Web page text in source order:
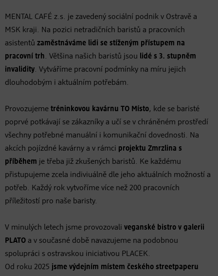
MENTAL CAFÉ z.s. je zavedený sociální podnik v Ostravě a
MSK kraji. Na pozici netradičních baristů a pracovních
asistentů zaměstnáváme lidi se stíženým přístupem na
pracovní trh. Většina našich baristů jsou lidé s 3. stupněm
invalidity. Vytváříme pracovní podmínky na míru jejich
dlouhodobým i aktuálním potřebám.
Provozujeme tréninkovou kavárnu TO Místo, kde se baristé
poprvé potkávají se zákazníky a učí se v chráněném prostředí
všechny potřebné manuální i komunikační dovednosti. Na
akcích pojízdné kavárny a v rámci projektu Zmrzlina s
příběhem je třeba již zkušených baristů. Ke každému
přistupujeme zcela indiviuálně dle jeho aktuálních možností a
potřeb. Každý rok vytvoříme více než 200 pracovních
příležitostí pro naše baristy.
V minulých letech jsme provozovali veganské bistro v galerii
PLATO a v současné době navazujeme na podobnou
spolupráci s ostravskou iniciativou PLACEK.
Od roku 2025 jsme výdejním místem českého streetpaperu